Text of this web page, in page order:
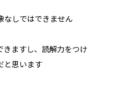
なしではできません
きますし、読解力をつけ
と思います